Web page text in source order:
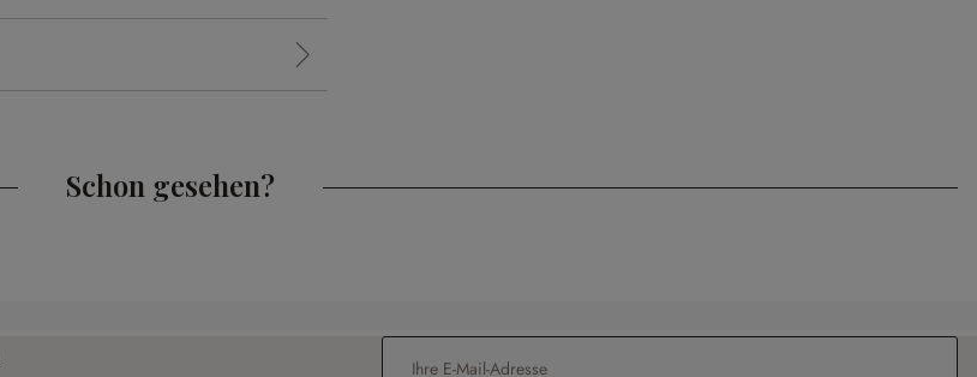
Schon gesehen?
E-Mail-Adresse